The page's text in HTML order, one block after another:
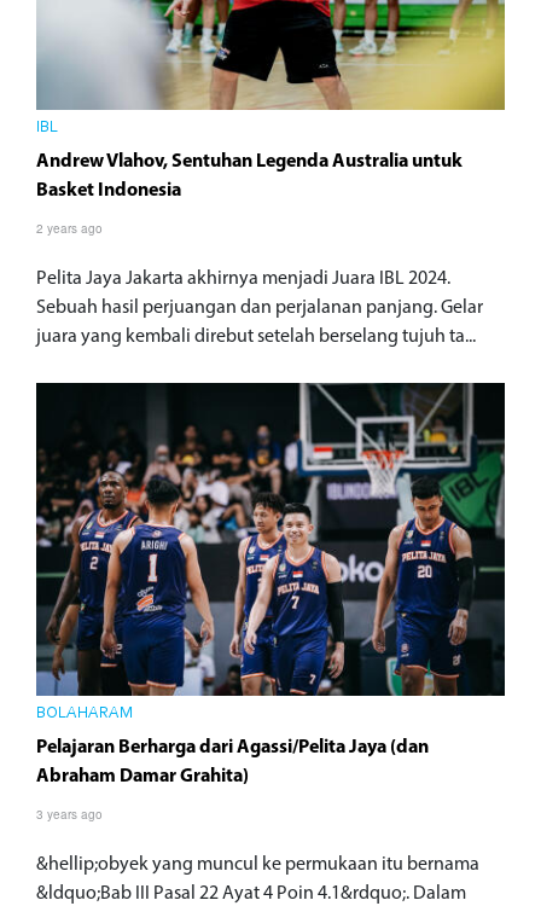
IBL
Andrew Vlahov, Sentuhan Legenda Australia untuk
Basket Indonesia
2 years ago
Pelita Jaya Jakarta akhirnya menjadi Juara IBL 2024.
Sebuah hasil perjuangan dan perjalanan panjang. Gelar
juara yang kembali direbut setelah berselang tujuh ta...
BOLAHARAM
Pelajaran Berharga dari Agassi/Pelita Jaya (dan
Abraham Damar Grahita)
3 years ago
&hellip;obyek yang muncul ke permukaan itu bernama
&ldquo;Bab III Pasal 22 Ayat 4 Poin 4.1&rdquo;. Dalam